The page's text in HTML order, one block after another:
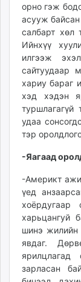
орно гэж
асууж
салбарт хөл
Ийнхүү
илгээж
сайтуудаар
хариу бараг
хэд хэдэн
туршлагагүй
удаа
тэр
-Яагаад
-Америкт
үед
харьцангуй
шинэ жилийн
явдаг.
зарласан